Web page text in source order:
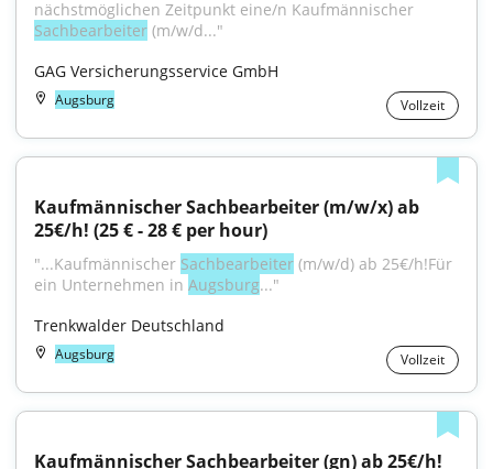
Sachbearbeiter (m/w/d..."
GAG Versicherungsservice GmbH
Augsburg Vollzeit
Kaufmännischer Sachbearbeiter (m/w/x) ab
25€/h! (25 € - 28 € per hour)
"...Kaufmännischer Sachbearbeiter (m/w/d) ab 25€/h!Für
ein Unternehmen in Augsburg..."
Trenkwalder Deutschland
Augsburg Vollzeit
Kaufmännischer Sachbearbeiter (gn) ab 25€/h!